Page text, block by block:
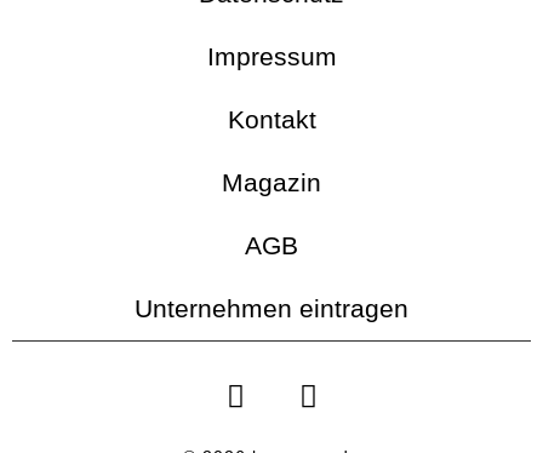
Impressum
Kontakt
Magazin
AGB
Unternehmen eintragen